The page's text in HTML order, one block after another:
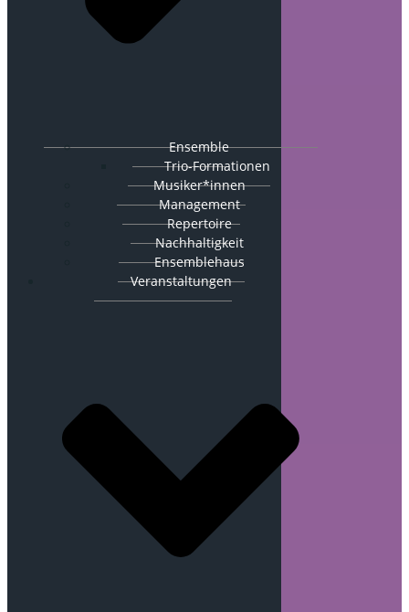
Ensemble
Trio-Formationen
Musiker*innen
Management
Repertoire
Nachhaltigkeit
Ensemblehaus
Veranstaltungen